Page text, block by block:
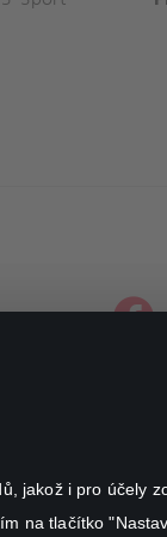
jakož i pro účely
na tlačítko
facebook